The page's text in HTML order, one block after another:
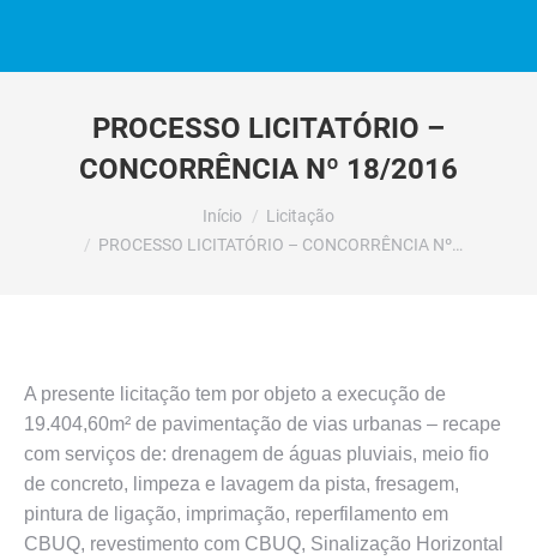
PROCESSO LICITATÓRIO –
CONCORRÊNCIA Nº 18/2016
Início
Licitação
PROCESSO LICITATÓRIO – CONCORRÊNCIA Nº…
A presente licitação tem por objeto a execução de
19.404,60m² de pavimentação de vias urbanas – recape
com serviços de: drenagem de águas pluviais, meio fio
de concreto, limpeza e lavagem da pista, fresagem,
pintura de ligação, imprimação, reperfilamento em
CBUQ, revestimento com CBUQ, Sinalização Horizontal